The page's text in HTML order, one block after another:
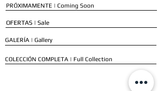
PRÓXIMAMENTE | Coming Soon
OFERTAS | Sale
GALERÍA | Gallery
COLECCIÓN COMPLETA | Full Collection